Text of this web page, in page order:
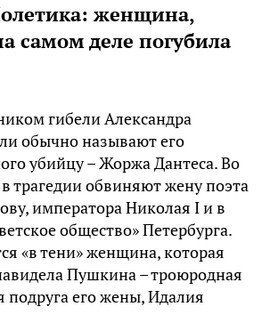
женщина,
самом деле погубила
гибели Александра
обычно называют его
убийцу – Жоржа Дантеса. Во
трагедии обвиняют жену поэта
императора Николая I и в
общество» Петербурга.
«в тени» женщина, которая
Пушкина – троюродная
подруга его жены, Идалия